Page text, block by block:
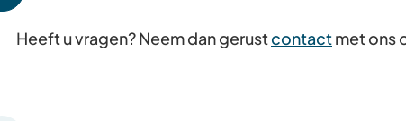
Heeft u vragen? Neem dan gerustcontactmet ons